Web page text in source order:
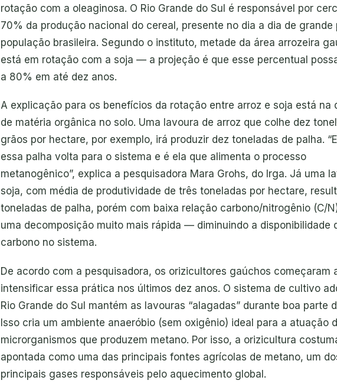
rotação com a oleaginosa. O Rio Grande do Sul é responsável por
70% da produção nacional do cereal, presente no dia a dia de grande
população brasileira. Segundo o instituto, metade da área arrozeira
está em rotação com a soja — a projeção é que esse percentual
a 80% em até dez anos.
A explicação para os benefícios da rotação entre arroz e soja está na
de matéria orgânica no solo. Uma lavoura de arroz que colhe dez
grãos por hectare, por exemplo, irá produzir dez toneladas de palha.
essa palha volta para o sistema e é ela que alimenta o processo
metanogênico”, explica a pesquisadora Mara Grohs, do Irga. Já uma
soja, com média de produtividade de três toneladas por hectare,
toneladas de palha, porém com baixa relação carbono/nitrogênio (C/
uma decomposição muito mais rápida — diminuindo a disponibilidade
carbono no sistema.
De acordo com a pesquisadora, os orizicultores gaúchos começaram
intensificar essa prática nos últimos dez anos. O sistema de cultivo
Rio Grande do Sul mantém as lavouras “alagadas” durante boa parte
Isso cria um ambiente anaeróbio (sem oxigênio) ideal para a atuação
microrganismos que produzem metano. Por isso, a orizicultura
apontada como uma das principais fontes agrícolas de metano, um
principais gases responsáveis pelo aquecimento global.